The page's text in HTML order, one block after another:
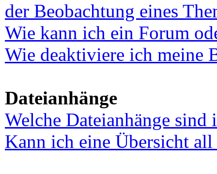
der Beobachtung eines
Wie kann ich ein Forum
Wie deaktiviere ich meine
Dateianhänge
Welche Dateianhänge sind
Kann ich eine Übersicht all